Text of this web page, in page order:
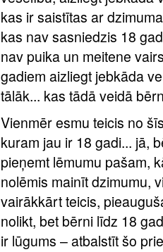
kas ir saistītas ar
kas nav sasniedzis 18
nav puika un meitene
gadiem aizliegt jebkāda
tālāk... kas tādā veidā
Vienmēr esmu teicis no
kuram jau ir 18 gadi... jā,
pieņemt lēmumu pašam,
nolēmis mainīt dzimumu,
vairākkārt teicis,
nolikt, bet bērni līdz 18
ir lūgums – atbalstīt šo